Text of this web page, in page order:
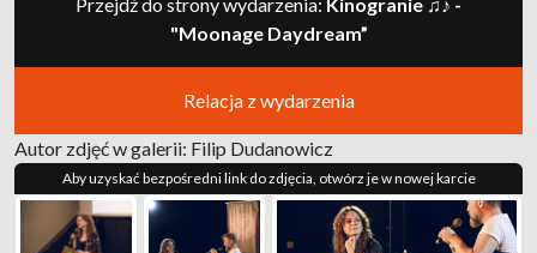
"Moonage Daydream”
Relacja z wydarzenia
Autor zdjęć w galerii: Filip Dudanowicz
Aby uzyskać bezpośredni link do zdjęcia, otwórz je w nowej karcie